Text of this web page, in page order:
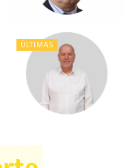
ÚLTIMAS